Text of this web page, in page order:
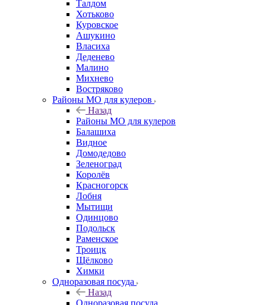
Талдом
Хотьково
Куровское
Ашукино
Власиха
Деденево
Малино
Михнево
Востряково
Районы МО для кулеров
Назад
Районы МО для кулеров
Балашиха
Видное
Домодедово
Зеленоград
Королёв
Красногорск
Лобня
Мытищи
Одинцово
Подольск
Раменское
Троицк
Щёлково
Химки
Одноразовая посуда
Назад
Одноразовая посуда